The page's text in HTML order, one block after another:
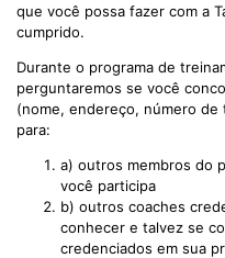
que você possa fazer com a
cumprido.
Durante o programa de
perguntaremos se você
(nome, endereço, número
para:
a) outros membros do
você participa
b) outros coaches
conhecer e talvez se
credenciados em sua